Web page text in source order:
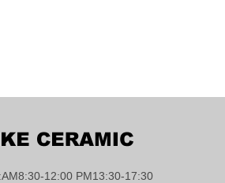
12:00 PM13:30-17:30